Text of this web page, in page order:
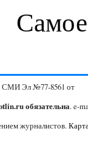
СМИ Эл №77-8561 от
обязательна. e-
журналистов.